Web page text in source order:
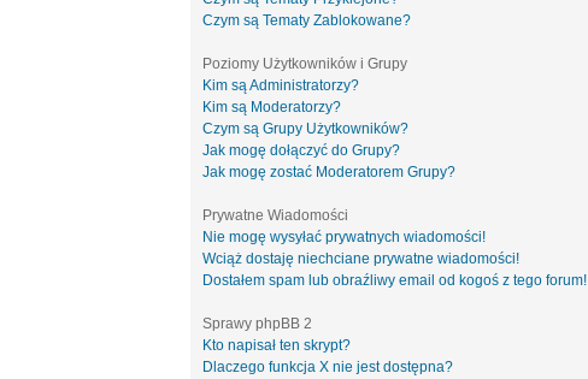
Czym są Tematy Zablokowane?
Poziomy Użytkowników i Grupy
Kim są Administratorzy?
Kim są Moderatorzy?
Czym są Grupy Użytkowników?
Jak mogę dołączyć do Grupy?
Jak mogę zostać Moderatorem Grupy?
Prywatne Wiadomości
Nie mogę wysyłać prywatnych wiadomości!
Wciąż dostaję niechciane prywatne wiadomości!
Dostałem spam lub obraźliwy email od kogoś z tego forum!
Sprawy phpBB 2
Kto napisał ten skrypt?
Dlaczego funkcja X nie jest dostępna?